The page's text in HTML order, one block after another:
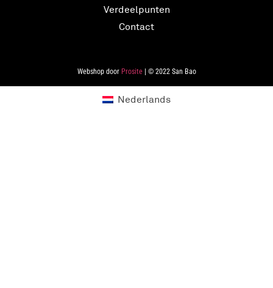
Verdeelpunten
Contact
Webshop door Prosite| © 2022 San Bao
Nederlands